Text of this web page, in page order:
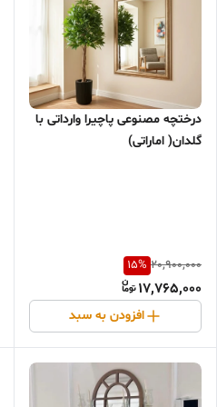
درختچه مصنوعی پاچیرا وارداتی با
گلدان( اماراتی)
20,900,000
15%
17,765,000
افزودن به سبد